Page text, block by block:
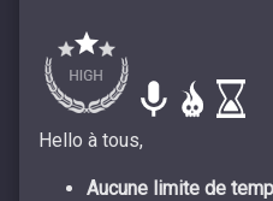
Hello à tous,
Aucune limite de